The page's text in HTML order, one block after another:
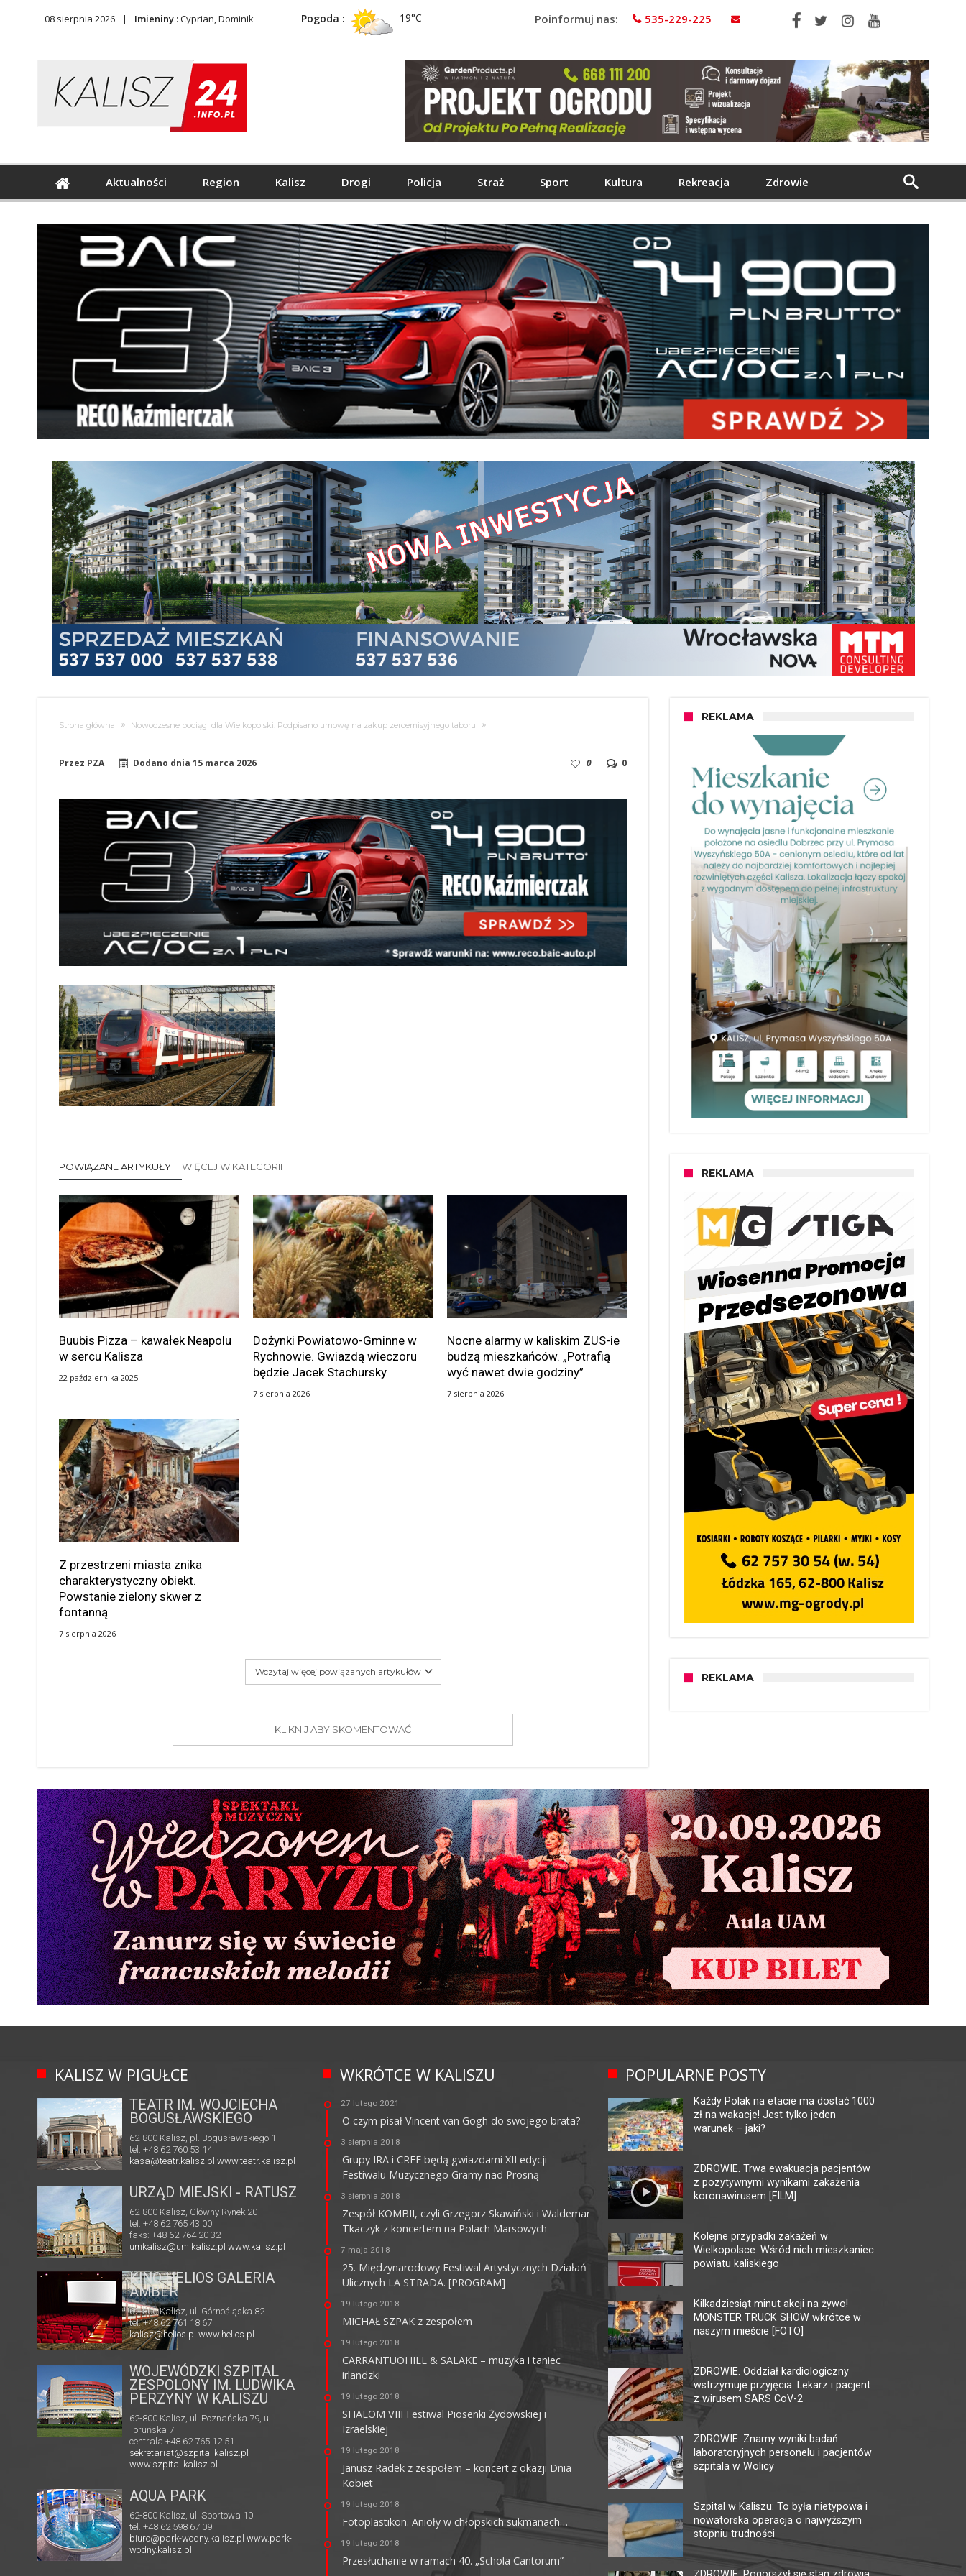
08 sierpnia 2026 Imieniny :Cyprian, Dominik Pogoda : 19°C Poinformuj nas: 535-229-225
Aktualności Region Kalisz Drogi Policja Straż Sport Kultura Rekreacja Zdrowie
Strona główna Nowoczesne pociągi dla Wielkopolski. Podpisano umowę na zakup zeroemisyjnego taboru
Przez PZA Dodano dnia 15 marca 2026 0
0
POWIĄZANE ARTYKUŁY WIĘCEJ W KATEGORII
Buubis Pizza – kawałek Neapolu
w sercu Kalisza
22 października 2025
Dożynki Powiatowo-Gminne w
Rychnowie. Gwiazdą wieczoru
będzie Jacek Stachursky
7 sierpnia 2026
Nocne alarmy w kaliskim ZUS-ie
budzą mieszkańców. „Potrafią
wyć nawet dwie godziny”
7 sierpnia 2026
Z przestrzeni miasta znika
charakterystyczny obiekt.
Powstanie zielony skwer z
fontanną
7 sierpnia 2026
Wczytaj więcej powiązanych artykułów
KLIKNIJ ABY SKOMENTOWAĆ
REKLAMA
REKLAMA
REKLAMA
KALISZ W PIGUŁCE
TEATR IM. WOJCIECHA
BOGUSŁAWSKIEGO
62-800 Kalisz, pl. Bogusławskiego 1
tel. +48 62 760 53 14
kasa@teatr.kalisz.pl www.teatr.kalisz.pl
URZĄD MIEJSKI - RATUSZ
62-800 Kalisz, Główny Rynek 20
tel. +48 62 765 43 00
faks: +48 62 764 20 32
umkalisz@um.kalisz.pl www.kalisz.pl
KINO HELIOS GALERIA
AMBER
62-800 Kalisz, ul. Górnośląska 82
tel. +48 62 761 18 67
kalisz@helios.pl www.helios.pl
MULTIKINO GALERIA
62-800 Kalisz, ul. 3 Maja 1
KINO CENTRUM
62-800 Kalisz, ul. Łazienna 6
tel. +48 62 765 25 01
faks. +48 62 767 23 18
ckis@ckis.kalisz.pl
WOJEWÓDZKI SZPITAL
ZESPOLONY IM. LUDWIKA
PERZYNY W KALISZU
62-800 Kalisz, ul. Poznańska 79, ul.
Toruńska 7
centrala +48 62 765 12 51
sekretariat@szpital.kalisz.pl
www.szpital.kalisz.pl
AQUA PARK
62-800 Kalisz, ul. Sportowa 10
tel. +48 62 598 67 09
biuro@park-wodny.kalisz.pl www.park-
wodny.kalisz.pl
WKRÓTCE W KALISZU
27 lutego 2021
O czym pisał Vincent van Gogh do swojego brata?
3 sierpnia 2018
Grupy IRA i CREE będą gwiazdami XII edycji
Festiwalu Muzycznego Gramy nad Prosną
3 sierpnia 2018
Zespół KOMBII, czyli Grzegorz Skawiński i Waldemar
Tkaczyk z koncertem na Polach Marsowych
7 maja 2018
25. Międzynarodowy Festiwal Artystycznych Działań
Ulicznych LA STRADA. [PROGRAM]
19 lutego 2018
MICHAŁ SZPAK z zespołem
19 lutego 2018
CARRANTUOHILL & SALAKE – muzyka i taniec
irlandzki
19 lutego 2018
SHALOM VIII Festiwal Piosenki Żydowskiej i
Izraelskiej
19 lutego 2018
Janusz Radek z zespołem – koncert z okazji Dnia
Kobiet
19 lutego 2018
Fotoplastikon. Anioły w chłopskich sukmanach…
19 lutego 2018
Przesłuchanie w ramach 40. „Schola Cantorum”
POPULARNE POSTY
Każdy Polak na etacie ma dostać 1000
zł na wakacje! Jest tylko jeden
warunek – jaki?
ZDROWIE. Trwa ewakuacja pacjentów
z pozytywnymi wynikami zakażenia
koronawirusem [FILM]
Kolejne przypadki zakażeń w
Wielkopolsce. Wśród nich mieszkaniec
powiatu kaliskiego
Kilkadziesiąt minut akcji na żywo!
MONSTER TRUCK SHOW wkrótce w
naszym mieście [FOTO]
ZDROWIE. Oddział kardiologiczny
wstrzymuje przyjęcia. Lekarz i pacjent
z wirusem SARS CoV-2
ZDROWIE. Znamy wyniki badań
laboratoryjnych personelu i pacjentów
szpitala w Wolicy
Szpital w Kaliszu: To była nietypowa i
nowatorska operacja o najwyższym
stopniu trudności
ZDROWIE. Pogorszył się stan zdrowia